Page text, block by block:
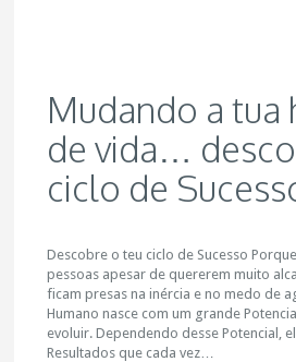
Mudando a tua
de vida…
ciclo de
Descobre o teu ciclo de Sucesso
pessoas apesar de quererem muito
ficam presas na inércia e no medo de
Humano nasce com um grande
evoluir. Dependendo desse Potencial,
Resultados que cada vez…